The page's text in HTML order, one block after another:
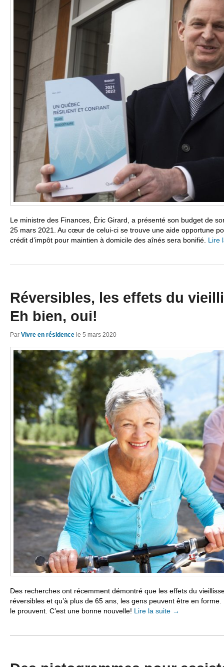
Le ministre des Finances, Éric Girard, a présenté son budget de
25 mars 2021. Au cœur de celui-ci se trouve une aide opportune
crédit d’impôt pour maintien à domicile des aînés sera bonifié. Lire
Réversibles, les effets du
Eh bien, oui!
Par Vivre en résidence le 5 mars 2020
Des recherches ont récemment démontré que les effets du
réversibles et qu’à plus de 65 ans, les gens peuvent être en
le prouvent. C’est une bonne nouvelle! Lire la suite →